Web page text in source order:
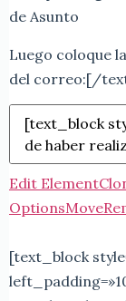
de Asunto
Luego coloque
del correo:[/
Edit Element
OptionsMove
[text_block